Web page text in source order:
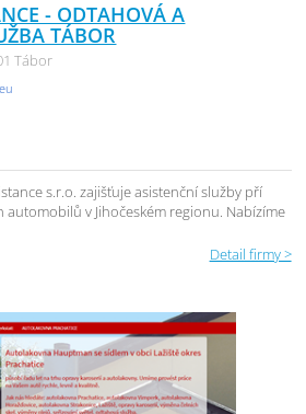
- ODTAHOVÁ A
TÁBOR
Tábor
s.r.o. zajišťuje asistenční služby pří
automobilů v Jihočeském regionu. Nabízíme
Detail firmy >